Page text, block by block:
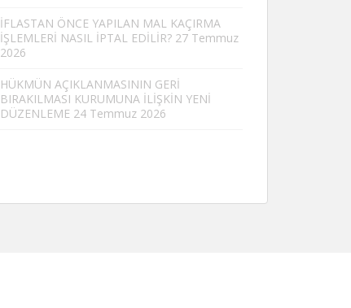
İFLASTAN ÖNCE YAPILAN MAL KAÇIRMA
İŞLEMLERİ NASIL İPTAL EDİLİR? 27 Temmuz
2026
HÜKMÜN AÇIKLANMASININ GERİ
BIRAKILMASI KURUMUNA İLİŞKİN YENİ
DÜZENLEME 24 Temmuz 2026